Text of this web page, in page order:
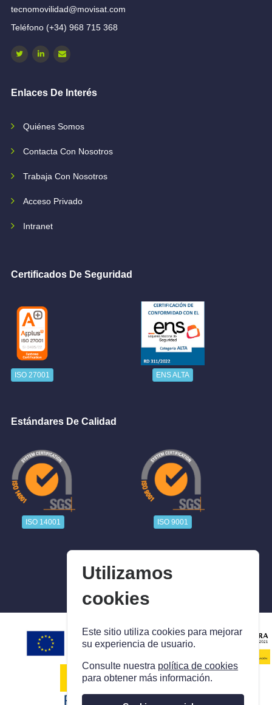
tecnomovilidad@movisat.com
Teléfono (+34) 968 715 368
Enlaces De Interés
Quiénes Somos
Contacta Con Nosotros
Trabaja Con Nosotros
Acceso Privado
Intranet
Certificados De Seguridad
ISO 27001 ENS ALTA
Estándares De Calidad
ISO 14001 ISO 9001
Utilizamos
cookies
Este sitio utiliza cookies para mejorar
su experiencia de usuario.
Consulte nuestra política de cookies
para obtener más información.